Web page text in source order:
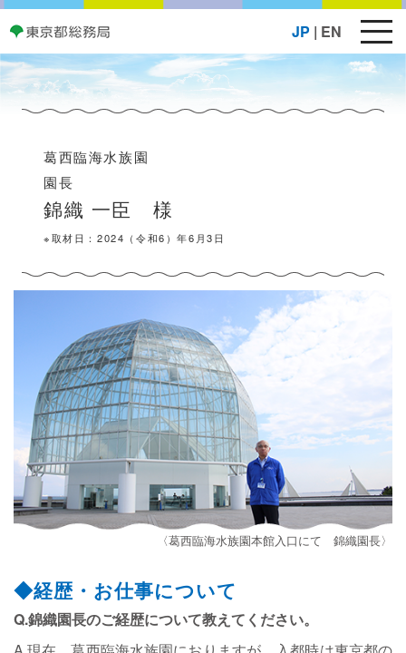
JP | EN
メ
ニ
ュ
ー
ボ
葛西臨海水族園
園長
錦織 一臣 様
※取材日：2024（令和6）年6月3日
〈葛西臨海水族園本館入口にて 錦織園長〉
◆経歴・お仕事について
Q.錦織園長のご経歴について教えてください。